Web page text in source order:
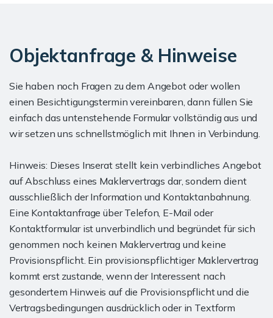
Objektanfrage & Hinweise
Sie haben noch Fragen zu dem Angebot oder wollen
einen Besichtigungstermin vereinbaren, dann füllen Sie
einfach das untenstehende Formular vollständig aus und
wir setzen uns schnellstmöglich mit Ihnen in Verbindung.
Hinweis: Dieses Inserat stellt kein verbindliches Angebot
auf Abschluss eines Maklervertrags dar, sondern dient
ausschließlich der Information und Kontaktanbahnung.
Eine Kontaktanfrage über Telefon, E-Mail oder
Kontaktformular ist unverbindlich und begründet für sich
genommen noch keinen Maklervertrag und keine
Provisionspflicht. Ein provisionspflichtiger Maklervertrag
kommt erst zustande, wenn der Interessent nach
gesondertem Hinweis auf die Provisionspflicht und die
Vertragsbedingungen ausdrücklich oder in Textform